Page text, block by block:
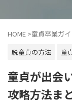
HOME >童貞卒業ガイ
脱童貞の方法
童
童貞が出会
攻略方法ま